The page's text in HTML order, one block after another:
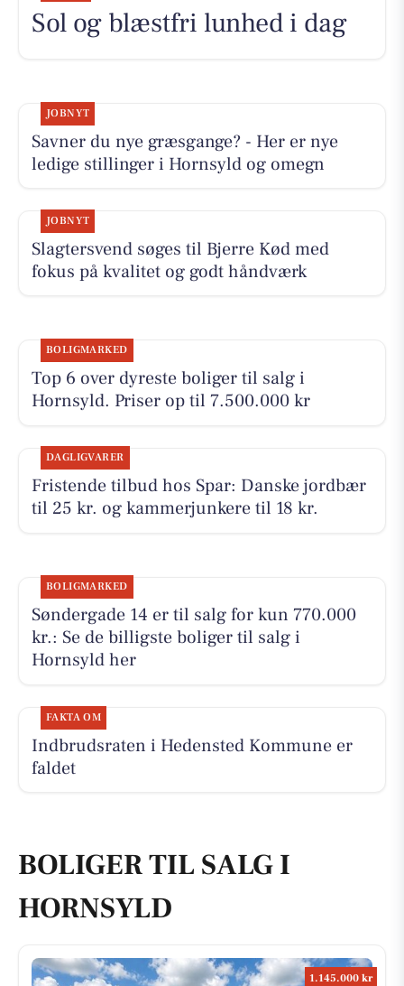
Sol og blæstfri lunhed i dag
JOBNYT
Savner du nye græsgange? - Her er nye
ledige stillinger i Hornsyld og omegn
JOBNYT
Slagtersvend søges til Bjerre Kød med
fokus på kvalitet og godt håndværk
BOLIGMARKED
Top 6 over dyreste boliger til salg i
Hornsyld. Priser op til 7.500.000 kr
DAGLIGVARER
Fristende tilbud hos Spar: Danske jordbær
til 25 kr. og kammerjunkere til 18 kr.
BOLIGMARKED
Søndergade 14 er til salg for kun 770.000
kr.: Se de billigste boliger til salg i
Hornsyld her
FAKTA OM
Indbrudsraten i Hedensted Kommune er
faldet
BOLIGER TIL SALG I
HORNSYLD
1.145.000 kr